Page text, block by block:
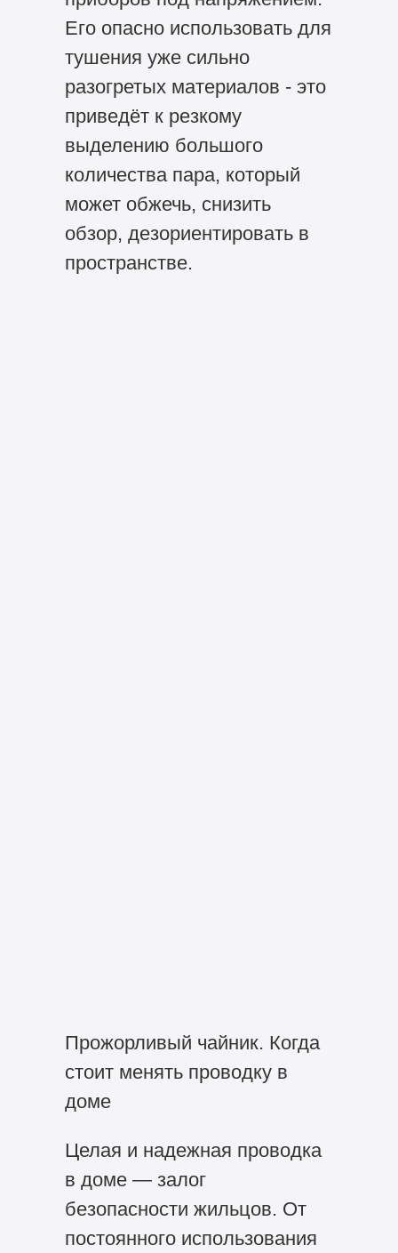
Его опасно использовать для
тушения уже сильно
разогретых материалов - это
приведёт к резкому
выделению большого
количества пара, который
может обжечь, снизить
обзор, дезориентировать в
пространстве.
Прожорливый чайник. Когда
стоит менять проводку в
доме
Целая и надежная проводка
в доме — залог
безопасности жильцов. От
постоянного использования